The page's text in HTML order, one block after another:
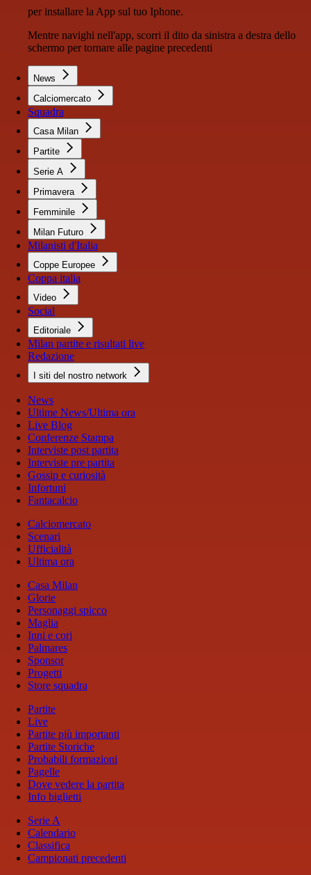
per installare la App sul tuo Iphone.
Mentre navighi nell'app, scorri il dito da sinistra a destra dello
schermo per tornare alle pagine precedenti
News
Calciomercato
Squadra
Casa Milan
Partite
Serie A
Primavera
Femminile
Milan Futuro
Milanisti d'Italia
Coppe Europee
Coppa italia
Video
Social
Editoriale
Milan partite e risultati live
Redazione
I siti del nostro network
News
Ultime News/Ultima ora
Live Blog
Conferenze Stampa
Interviste post partita
Interviste pre partita
Gossip e curiosità
Infortuni
Fantacalcio
Calciomercato
Scenari
Ufficialità
Ultima ora
Casa Milan
Glorie
Personaggi spicco
Maglia
Inni e cori
Palmares
Sponsor
Progetti
Store squadra
Partite
Live
Partite più importanti
Partite Storiche
Probabili formazioni
Pagelle
Dove vedere la partita
Info biglietti
Serie A
Calendario
Classifica
Campionati precedenti